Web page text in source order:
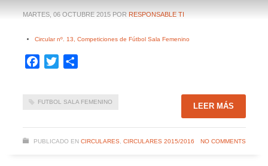
MARTES, 06 OCTUBRE 2015 POR RESPONSABLE TI
Circular nº. 13, Competiciones de Fútbol Sala Femenino
Facebook
Twitter
FUTBOL SALA FEMENINO LEER MÁS
PUBLICADO EN CIRCULARES, CIRCULARES 2015/2016 NO COMMENTS